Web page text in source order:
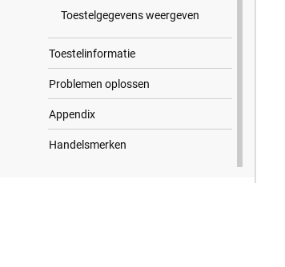
Toestelgegevens weergeven
Toestelinformatie
Problemen oplossen
Appendix
Handelsmerken